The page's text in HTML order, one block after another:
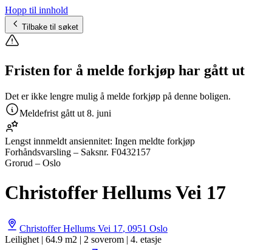
Hopp til innhold
Tilbake til søket
Fristen for å melde forkjøp har gått ut
Det er ikke lengre mulig å melde forkjøp på denne boligen.
Meldefrist gått ut 8. juni
Lengst innmeldt ansiennitet: Ingen meldte forkjøp
Forhåndsvarsling – Saksnr. F0432157
Grorud – Oslo
Christoffer Hellums Vei 17
Christoffer Hellums Vei 17, 0951 Oslo
Leilighet | 64.9 m2 | 2 soverom | 4. etasje